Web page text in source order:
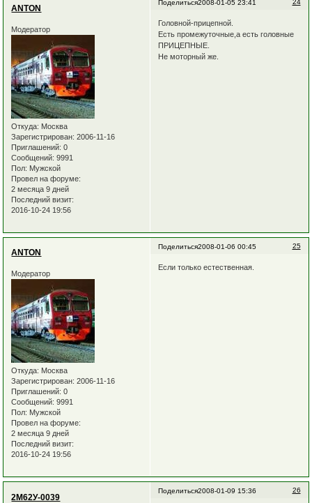
Поделиться2008-01-05 23:41
ANTON
Модератор
Откуда: Москва
Зарегистрирован: 2006-11-16
Приглашений: 0
Сообщений: 9991
Пол: Мужской
Провел на форуме:
2 месяца 9 дней
Последний визит:
2016-10-24 19:56
Головной-прицепной.
Есть промежуточные,а есть головные
ПРИЦЕПНЫЕ.
Не моторный же.
Поделиться 25
2008-01-06 00:45
ANTON
Модератор
Откуда: Москва
Зарегистрирован: 2006-11-16
Приглашений: 0
Сообщений: 9991
Пол: Мужской
Провел на форуме:
2 месяца 9 дней
Последний визит:
2016-10-24 19:56
Если только естественная.
Поделиться 26
2008-01-09 15:36
2М62У-0039